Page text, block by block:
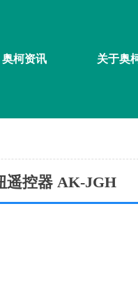
奥柯资讯 关于奥
遥控器 AK-JGH